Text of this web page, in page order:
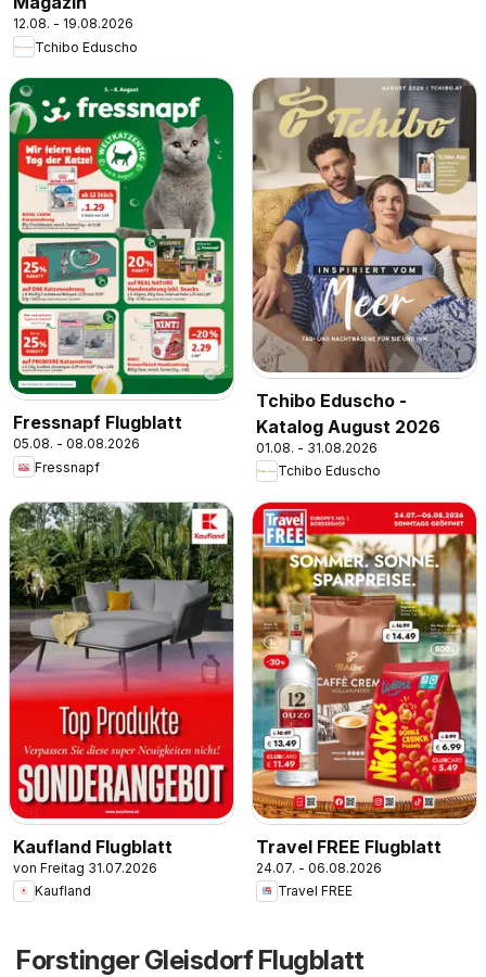
12.08. - 19.08.2026
Tchibo Eduscho
Fressnapf Flugblatt
05.08. - 08.08.2026
Fressnapf
Tchibo Eduscho -
Katalog August 2026
01.08. - 31.08.2026
Tchibo Eduscho
Kaufland Flugblatt
von Freitag 31.07.2026
Kaufland
Travel FREE Flugblatt
24.07. - 06.08.2026
Travel FREE
Forstinger Gleisdorf Flugblatt